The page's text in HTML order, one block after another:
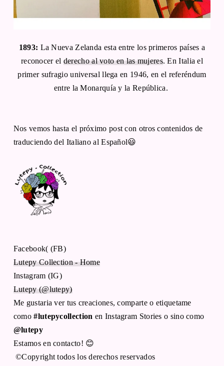
1893: La Nueva Zelanda esta entre los primeros países a
reconocer el derecho al voto en las mujeres. En Italia el
primer sufragio universal llega en 1946, en el referéndum
entre la Monarquía y la República.
Nos vemos hasta el próximo post con otros contenidos de
traduciendo del Italiano al Español😃
Facebook( (FB)
Lutepy Collection - Home
Instagram (IG)
Lutepy (@lutepy)
Me gustaria ver tus creaciones, comparte o etiquetame
como#lutepycollection en Instagram Stories o sino como
@lutepy
Estamos en contacto! 😊
©Copyright todos los derechos reservados